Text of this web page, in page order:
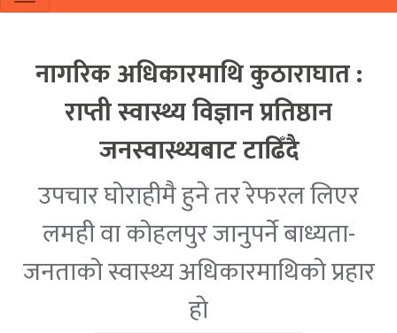
नागरिक अधिकारमाथि कुठाराघात :
राप्ती स्वास्थ्य विज्ञान प्रतिष्ठान
जनस्वास्थ्यबाट टाढिँदै
उपचार घोराहीमै हुने तर रेफरल लिएर
लमही वा कोहलपुर जानुपर्ने बाध्यता-
जनताको स्वास्थ्य अधिकारमाथिको प्रहार
हाे